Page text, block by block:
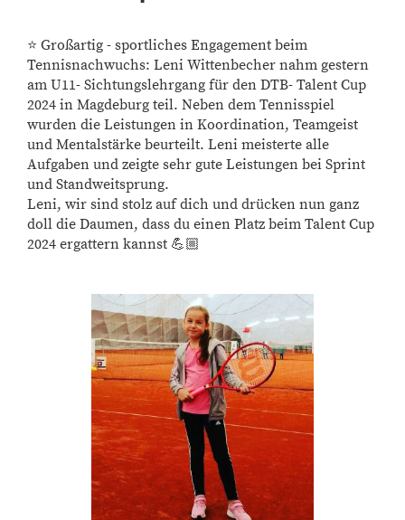
⭐️ Großartig - sportliches Engagement beim
Tennisnachwuchs: Leni Wittenbecher nahm gestern
am U11- Sichtungslehrgang für den DTB- Talent Cup
2024 in Magdeburg teil. Neben dem Tennisspiel
wurden die Leistungen in Koordination, Teamgeist
und Mentalstärke beurteilt. Leni meisterte alle
Aufgaben und zeigte sehr gute Leistungen bei Sprint
und Standweitsprung.
Leni, wir sind stolz auf dich und drücken nun ganz
doll die Daumen, dass du einen Platz beim Talent Cup
2024 ergattern kannst 💪🏼